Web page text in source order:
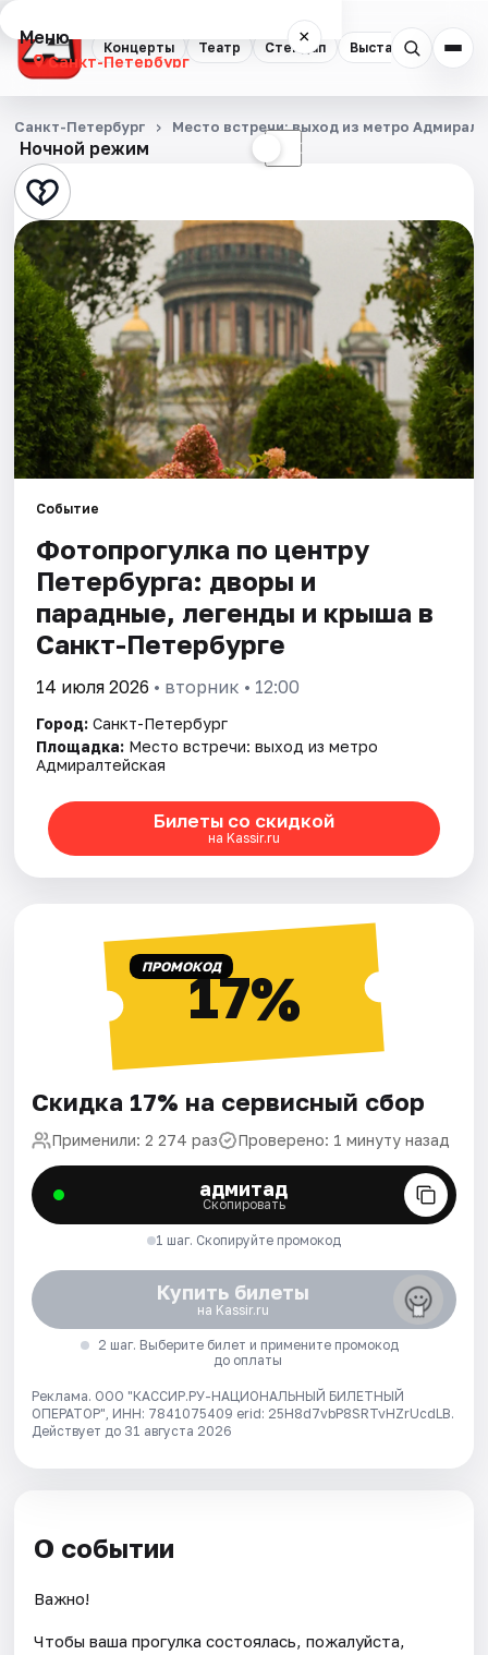
Концерты Театр Стендап Выставки
Меню ×
Санкт-Петербург
Концерты
Театр
Стендап
Выставки
Квесты
Экскурсии
Спорт
События
Города
Площадки
Артисты
Рейтинги
Ночной режим ☾
Санкт-Петербург Место встречи: выход из метро
Событие
Фотопрогулка по центру
Петербурга: дворы и
парадные, легенды и крыша в
Санкт-Петербурге
14 июля 2026 • вторник • 12:00
Город: Санкт-Петербург
Площадка: Место встречи: выход из метро
Адмиралтейская
Билеты со скидкой
на Kassir.ru
ПРОМОКОД17%
Скидка 17% на сервисный сбор
Применили: 2 274 раз Проверено: 1 минуту назад
адмитад
Скопировать
1 шаг. Скопируйте промокод
Купить билеты
на Kassir.ru
2 шаг. Выберите билет и примените промокод
до оплаты
Реклама. ООО "КАССИР.РУ-НАЦИОНАЛЬНЫЙ БИЛЕТНЫЙ
ОПЕРАТОР", ИНН: 7841075409 erid: 25H8d7vbP8SRTvHZrUcdLB.
Действует до 31 августа 2026
О событии
Важно!
Чтобы ваша прогулка состоялась, пожалуйста,